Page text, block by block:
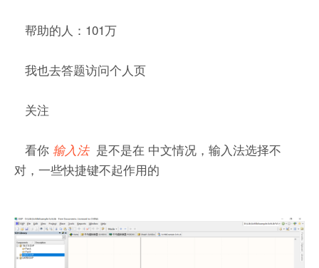
帮助的人：101万
我也去答题访问个人页
关注
看你 输入法 是不是在 中文情况，输入法选择不
对，一些快捷键不起作用的